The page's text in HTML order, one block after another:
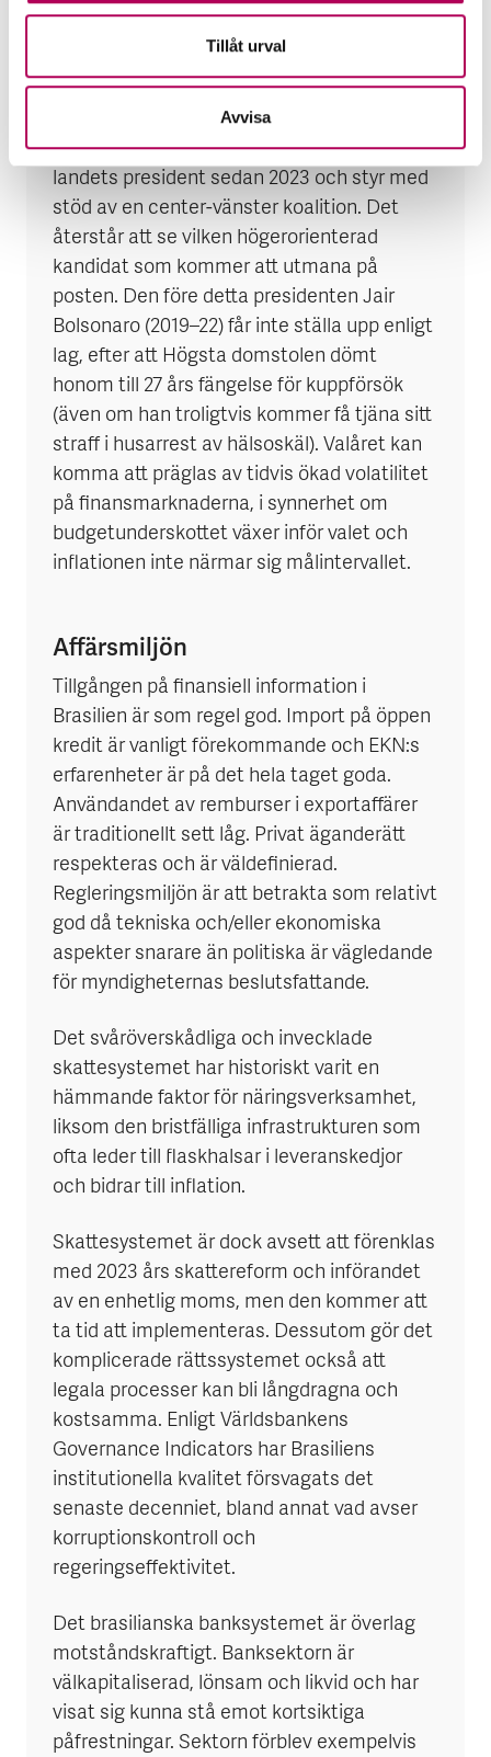
Tillåt urval
Avvisa
exportintäkter. Kina är numera mottagare
av drygt 30 procent av landets export
I oktober 2026 går Brasilien till val.
Arbetarpartiets Lula da Silva har varit
landets president sedan 2023 och styr med
stöd av en center-vänster koalition. Det
återstår att se vilken högerorienterad
kandidat som kommer att utmana på
posten. Den före detta presidenten Jair
Bolsonaro (2019–22) får inte ställa upp enligt
lag, efter att Högsta domstolen dömt
honom till 27 års fängelse för kuppförsök
(även om han troligtvis kommer få tjäna sitt
straff i husarrest av hälsoskäl). Valåret kan
komma att präglas av tidvis ökad volatilitet
på finansmarknaderna, i synnerhet om
budgetunderskottet växer inför valet och
inflationen inte närmar sig målintervallet.
Affärsmiljön
Tillgången på finansiell information i
Brasilien är som regel god. Import på öppen
kredit är vanligt förekommande och EKN:s
erfarenheter är på det hela taget goda.
Användandet av remburser i exportaffärer
är traditionellt sett låg. Privat äganderätt
respekteras och är väldefinierad.
Regleringsmiljön är att betrakta som relativt
god då tekniska och/eller ekonomiska
aspekter snarare än politiska är vägledande
för myndigheternas beslutsfattande.
Det svåröverskådliga och invecklade
skattesystemet har historiskt varit en
hämmande faktor för näringsverksamhet,
liksom den bristfälliga infrastrukturen som
ofta leder till flaskhalsar i leveranskedjor
och bidrar till inflation.
Skattesystemet är dock avsett att förenklas
med 2023 års skattereform och införandet
av en enhetlig moms, men den kommer att
ta tid att implementeras. Dessutom gör det
komplicerade rättssystemet också att
legala processer kan bli långdragna och
kostsamma. Enligt Världsbankens
Governance Indicators har Brasiliens
institutionella kvalitet försvagats det
senaste decenniet, bland annat vad avser
korruptionskontroll och
regeringseffektivitet.
Det brasilianska banksystemet är överlag
motståndskraftigt. Banksektorn är
välkapitaliserad, lönsam och likvid och har
visat sig kunna stå emot kortsiktiga
påfrestningar. Sektorn förblev exempelvis